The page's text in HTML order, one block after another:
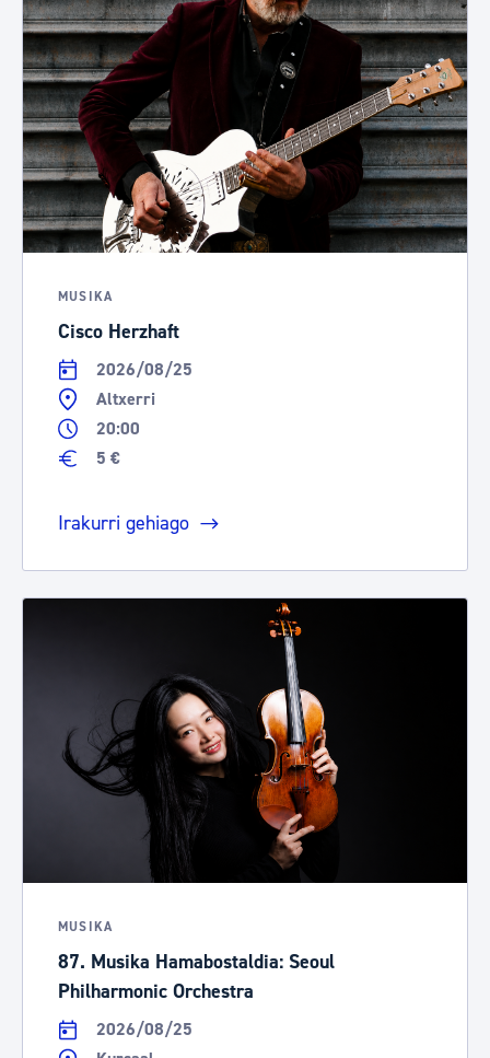
MUSIKA
Cisco Herzhaft
2026/08/25
Altxerri
20:00
5 €
Irakurri gehiago
MUSIKA
87. Musika Hamabostaldia: Seoul
Philharmonic Orchestra
2026/08/25